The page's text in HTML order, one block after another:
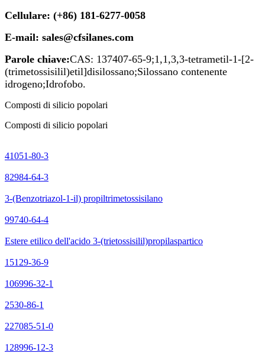
Cellulare: (+86) 181-6277-0058
E-mail: sales@cfsilanes.com
Parole chiave:CAS: 137407-65-9;1,1,3,3-tetrametil-1-[2-
(trimetossisilil)etil]disilossano;Silossano contenente
idrogeno;Idrofobo.
Composti di silicio popolari
Composti di silicio popolari
41051-80-3
82984-64-3
3-(Benzotriazol-1-il) propiltrimetossisilano
99740-64-4
Estere etilico dell'acido 3-(trietossisilil)propilaspartico
15129-36-9
106996-32-1
2530-86-1
227085-51-0
128996-12-3